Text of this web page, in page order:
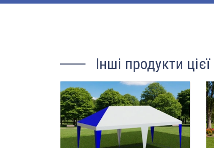
Інші продукти цієї